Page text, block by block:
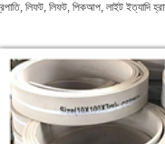
লিফট, লিফট, পিকআপ, লাইট ইত্যাদি